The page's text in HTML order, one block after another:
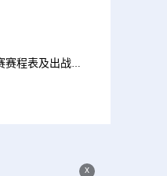
2022WTT澳门冠军赛比赛赛程表及出战名单
x